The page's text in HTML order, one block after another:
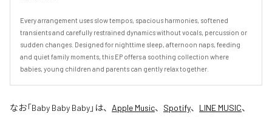
Every arrangement uses slow tempos, spacious harmonies, softened
transients and carefully restrained dynamics without vocals, percussion or
sudden changes. Designed for nighttime sleep, afternoon naps, feeding
and quiet family moments, this EP offers a soothing collection where
babies, young children and parents can gently relax together.
なお「Baby Baby Baby」は、 Apple Music、 Spotify、 LINE MUSIC、